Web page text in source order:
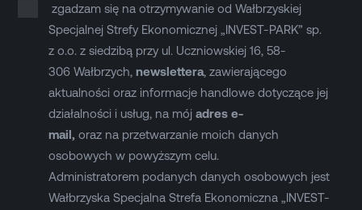
zgadzam się na otrzymywanie od Wałbrzyskiej
Specjalnej Strefy Ekonomicznej „INVEST-PARK” sp.
z o.o. z siedzibą przy ul. Uczniowskiej 16, 58-
306 Wałbrzych, newslettera, zawierającego
aktualności oraz informacje handlowe dotyczące jej
działalności i usług, na mój adres e-
mail, oraz na przetwarzanie moich danych
osobowych w powyższym celu.
Administratorem podanych danych osobowych jest
Wałbrzyska Specjalna Strefa Ekonomiczna „INVEST-